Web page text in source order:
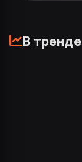
В тренде